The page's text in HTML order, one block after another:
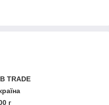
TRADE
г